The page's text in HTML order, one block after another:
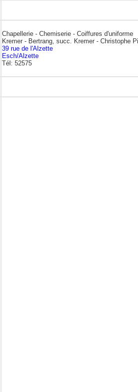
Chapellerie - Chemiserie - Coiffures d'uniforme
Kremer - Bertrang, succ. Kremer - Christophe
39 rue de l'Alzette
Esch/Alzette
Tél: 52575